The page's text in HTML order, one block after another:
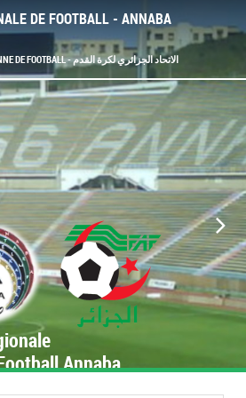
DE FOOTBALL - ANNABA
FÉDÉRATION ALGÉRIENNE DE FOOTBALL - الاتحاد الجزائري لكرة القدم
Annaba